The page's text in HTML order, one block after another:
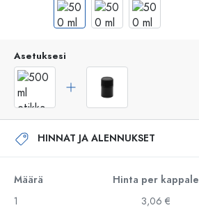
Asetuksesi
HINNAT JA ALENNUKSET
Määrä Hinta per kappale
1
3,06 €